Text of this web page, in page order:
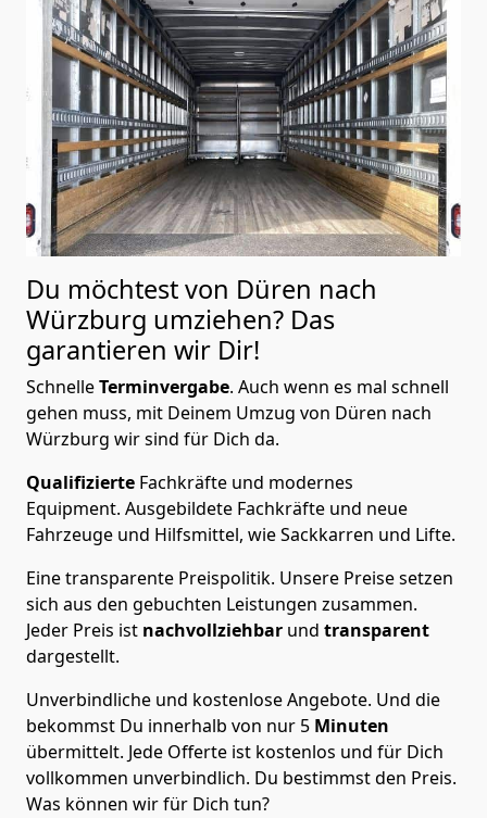
Du möchtest von Düren nach
Würzburg umziehen? Das
garantieren wir Dir!
SchnelleTerminvergabe. Auch wenn es mal schnell
gehen muss, mit Deinem Umzug von Düren nach
Würzburg wir sind für Dich da.
Qualifizierte Fachkräfte und modernes
Equipment. Ausgebildete Fachkräfte und neue
Fahrzeuge und Hilfsmittel, wie Sackkarren und Lifte.
Eine transparente Preispolitik. Unsere Preise setzen
sich aus den gebuchten Leistungen zusammen.
Jeder Preis ist nachvollziehbar und transparent
dargestellt.
Unverbindliche und kostenlose Angebote. Und die
bekommst Du innerhalb von nur 5 Minuten
übermittelt. Jede Offerte ist kostenlos und für Dich
vollkommen unverbindlich. Du bestimmst den Preis.
Was können wir für Dich tun?